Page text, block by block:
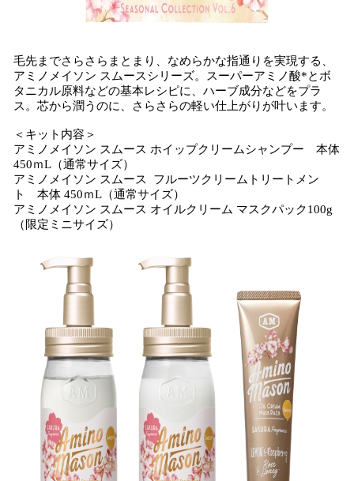
毛先までさらさらまとまり、なめらかな指通りを実現する、
アミノメイソン スムースシリーズ。スーパーアミノ酸*とボ
タニカル原料などの基本レシピに、ハーブ成分などをプラ
ス。芯から潤うのに、さらさらの軽い仕上がりが叶います。
＜キット内容＞
アミノメイソン スムース ホイップクリームシャンプー 本体
450ｍL（通常サイズ）
アミノメイソン スムース フルーツクリームトリートメン
ト 本体 450ｍL（通常サイズ）
アミノメイソン スムース オイルクリーム マスクパック100g
（限定ミニサイズ）